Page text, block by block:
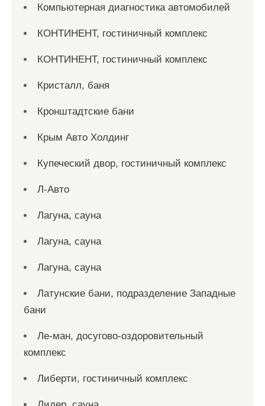
Компьютерная диагностика автомобилей
КОНТИНЕНТ, гостиничный комплекс
КОНТИНЕНТ, гостиничный комплекс
Кристалл, баня
Кронштадтские бани
Крым Авто Холдинг
Купеческий двор, гостиничный комплекс
Л-Авто
Лагуна, сауна
Лагуна, сауна
Лагуна, сауна
Латунские бани, подразделение Западные
бани
Ле-ман, досугово-оздоровительный
комплекс
Либерти, гостиничный комплекс